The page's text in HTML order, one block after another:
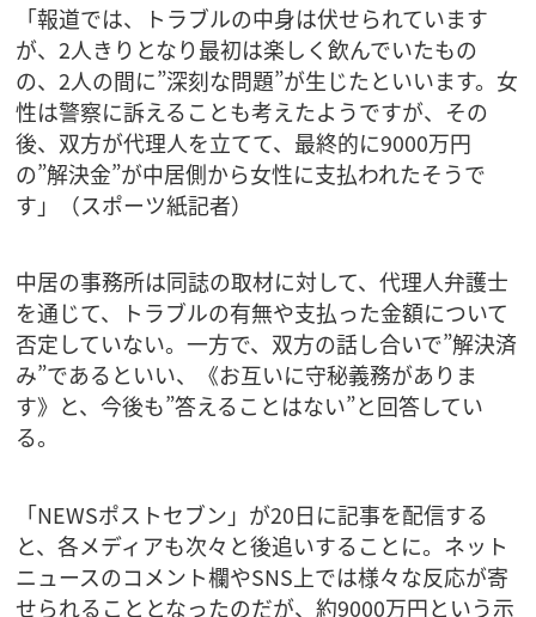
「報道では、トラブルの中身は伏せられています
が、2人きりとなり最初は楽しく飲んでいたもの
の、2人の間に”深刻な問題”が生じたといいます。女
性は警察に訴えることも考えたようですが、その
後、双方が代理人を立てて、最終的に9000万円
の”解決金”が中居側から女性に支払われたそうで
す」（スポーツ紙記者）
中居の事務所は同誌の取材に対して、代理人弁護士
を通じて、トラブルの有無や支払った金額について
否定していない。一方で、双方の話し合いで”解決済
み”であるといい、《お互いに守秘義務がありま
す》と、今後も”答えることはない”と回答してい
る。
「NEWSポストセブン」が20日に記事を配信する
と、各メディアも次々と後追いすることに。ネット
ニュースのコメント欄やSNS上では様々な反応が寄
せられることとなったのだが、約9000万円という示